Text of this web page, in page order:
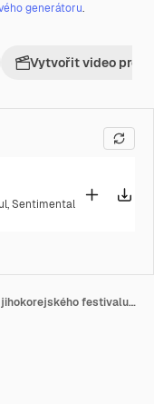
generátoru.
Vytvořit video
,Sentimental
Animace plochého pozadí pro oslavu jihokorejského festivalu Chuseok